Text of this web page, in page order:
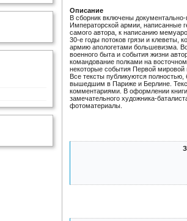
Описание
В сборник включены
Императорской армии, написанные
самого автора, к написанию
30-е годы потоков грязи и клеветы,
армию апологетами большевизма.
военного быта и события жизни
командование полками на
некоторые события Первой мировой
Все тексты публикуются
вышедшим в Париже и Берлине.
комментариями. В оформлении
замечательного художника-
фотоматериалы.